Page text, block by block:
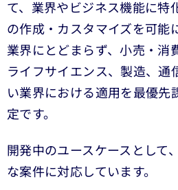
て、業界やビジネス機能に
の作成・カスタマイズを可能
業界にとどまらず、小売・消
ライフサイエンス、製造、通
い業界における適用を最優先
定です。
開発中のユースケースとして
な案件に対応しています。